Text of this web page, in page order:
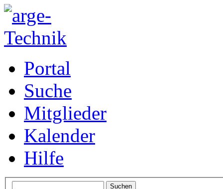
Portal
Suche
Mitglieder
Kalender
Hilfe